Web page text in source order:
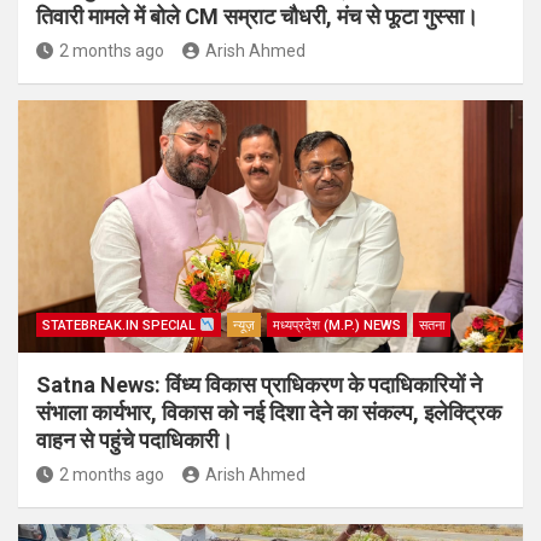
तिवारी मामले में बोले CM सम्राट चौधरी, मंच से फूटा गुस्सा।
2 months ago Arish Ahmed
STATEBREAK.IN SPECIAL न्यूज़ मध्यप्रदेश (M.P.) NEWS सतना
Satna News: विंध्य विकास प्राधिकरण के पदाधिकारियों ने
संभाला कार्यभार, विकास को नई दिशा देने का संकल्प, इलेक्ट्रिक
वाहन से पहुंचे पदाधिकारी।
2 months ago Arish Ahmed